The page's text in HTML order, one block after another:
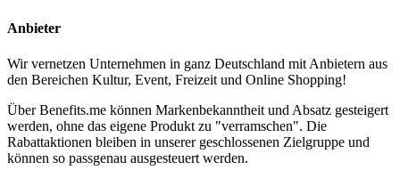
Anbieter
Wir vernetzen Unternehmen in ganz Deutschland mit Anbietern aus
den Bereichen Kultur, Event, Freizeit und Online Shopping!
Über Benefits.me können Markenbekanntheit und Absatz gesteigert
werden, ohne das eigene Produkt zu "verramschen". Die
Rabattaktionen bleiben in unserer geschlossenen Zielgruppe und
können so passgenau ausgesteuert werden.